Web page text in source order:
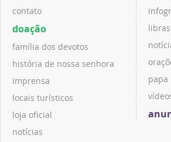
contato
doação
família dos devotos
história de nossa senhora
imprensa
locais turísticos
loja oficial
notícias
libras
papa